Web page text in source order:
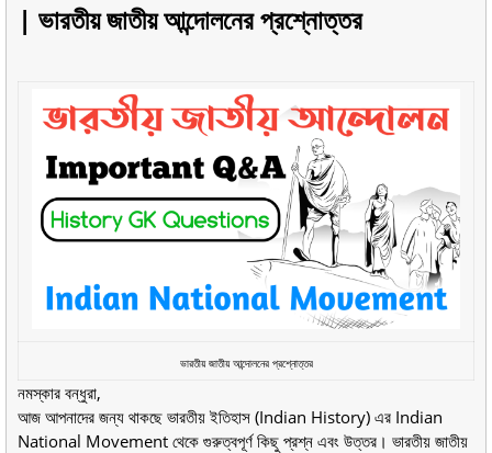
| ভারতীয় জাতীয় আন্দোলনের প্রশ্নোত্তর
ভারতীয় জাতীয় আন্দোলনের প্রশ্নোত্তর
নমস্কার বন্ধুরা,
আজ আপনাদের জন্য থাকছে ভারতীয় ইতিহাস (Indian History) এর Indian
National Movement থেকে গুরুত্বপূর্ণ কিছু প্রশ্ন এবং উত্তর। ভারতীয় জাতীয়